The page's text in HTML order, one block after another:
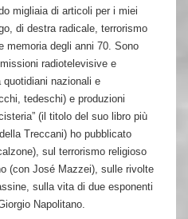
migliaia di articoli per i miei
di destra radicale, terrorismo
memoria degli anni 70. Sono
radiotelevisive e
nazionali e
tedeschi) e produzioni
(il titolo del suo libro più
Treccani) ho pubblicato
sul terrorismo religioso
(con José Mazzei), sulle rivolte
sulla vita di due esponenti
Napolitano.